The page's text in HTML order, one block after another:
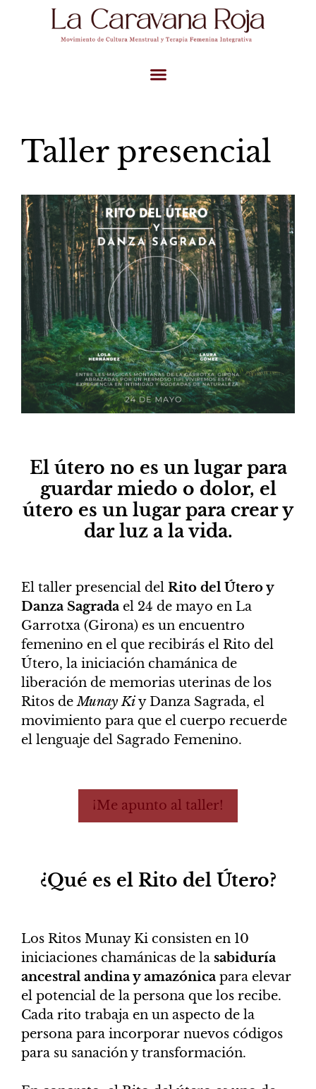
Taller presencial
El útero no es un lugar para
guardar miedo o dolor, el
útero es un lugar para crear y
dar luz a la vida.
El taller presencial del Rito del Útero y
Danza Sagrada el 24 de mayo en La
Garrotxa (Girona) es un encuentro
femenino en el que recibirás el Rito del
Útero, la iniciación chamánica de
liberación de memorias uterinas de los
Ritos deMunay Kiy Danza Sagrada, el
movimiento para que el cuerpo recuerde
el lenguaje del Sagrado Femenino.
¡Me apunto al taller!
¿Qué es el Rito del Útero?
Los Ritos Munay Ki consisten en 10
iniciaciones chamánicas de la sabiduría
ancestral andina y amazónica para elevar
el potencial de la persona que los recibe.
Cada rito trabaja en un aspecto de la
persona para incorporar nuevos códigos
para su sanación y transformación.